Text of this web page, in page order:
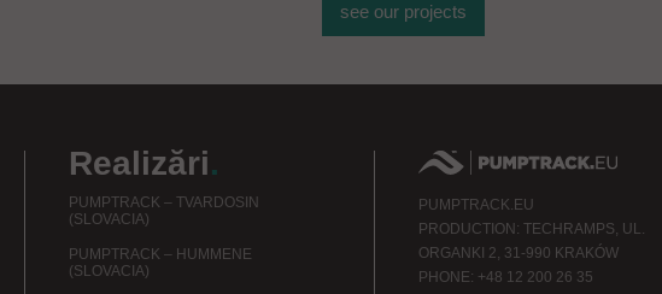
see our projects
Realizări.
PUMPTRACK – TVARDOSIN
(SLOVACIA)
PUMPTRACK – HUMMENE
(SLOVACIA)
PUMPTRACK.EU
PRODUCTION: TECHRAMPS, UL.
ORGANKI 2, 31-990 KRAKÓW
PHONE: +48 12 200 26 35